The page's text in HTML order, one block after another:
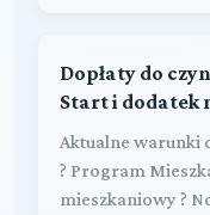
Dopłaty do
Start i dodatek
Aktualne warunki
? Program
mieszkaniowy ?